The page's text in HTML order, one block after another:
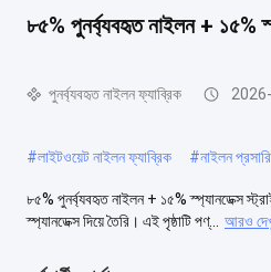
৮৫% পুনর্ব্যবহৃত নাইলন + ১৫%
পুনর্ব্যবহৃত নাইলন ফ্যাব্রিক
#লাইটওয়েট নাইলন ফ্যাব্রিক #নাইলন
৮৫% পুনর্ব্যবহৃত নাইলন + ১৫% স্প্যানডেক্স
স্প্যানডেক্স দিয়ে তৈরি। এই পৃষ্ঠাটি পণ্...
আরও